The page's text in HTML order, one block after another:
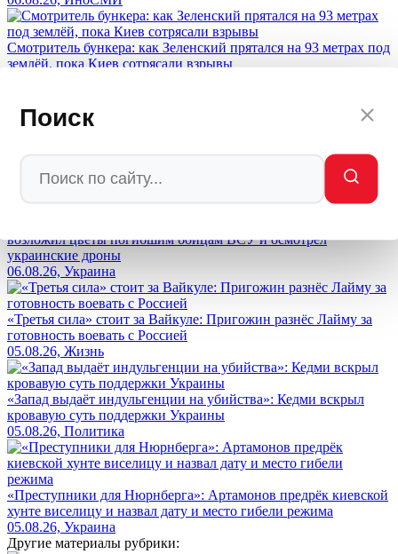
Поиск
Смотритель бункера: как Зеленский прятался на 93 метрах под
землёй, пока Киев сотрясали взрывы
«А как же дети на пляже?»: французы уничтожили Макрона в
возложил цветы погибшим бойцам ВСУ и осмотрел
украинские дроны
06.08.26, Украина
«Третья сила» стоит за Вайкуле: Пригожин разнёс Лайму за
готовность воевать с Россией
05.08.26, Жизнь
«Запад выдаёт индульгенции на убийства»: Кедми вскрыл
кровавую суть поддержки Украины
05.08.26, Политика
«Преступники для Нюрнберга»: Артамонов предрёк киевской
хунте виселицу и назвал дату и место гибели режима
05.08.26, Украина
Другие материалы рубрики: